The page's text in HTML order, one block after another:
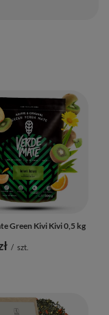
Green Kivi Kivi 0,5 kg
/ szt.